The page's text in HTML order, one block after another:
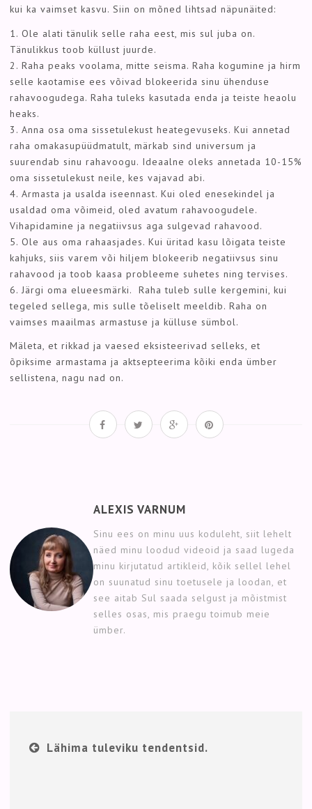
kui ka vaimset kasvu. Siin on mõned lihtsad näpunäited:
1. Ole alati tänulik selle raha eest, mis sul juba on.
Tänulikkus toob küllust juurde.
2. Raha peaks voolama, mitte seisma. Raha kogumine ja hirm
selle kaotamise ees võivad blokeerida sinu ühenduse
rahavoogudega. Raha tuleks kasutada enda ja teiste heaolu
heaks.
3. Anna osa oma sissetulekust heategevuseks. Kui annetad
raha omakasupüüdmatult, märkab sind universum ja
suurendab sinu rahavoogu. Ideaalne oleks annetada 10-15%
oma sissetulekust neile, kes vajavad abi.
4. Armasta ja usalda iseennast. Kui oled enesekindel ja
usaldad oma võimeid, oled avatum rahavoogudele.
Vihapidamine ja negatiivsus aga sulgevad rahavood.
5. Ole aus oma rahaasjades. Kui üritad kasu lõigata teiste
kahjuks, siis varem või hiljem blokeerib negatiivsus sinu
rahavood ja toob kaasa probleeme suhetes ning tervises.
6. Järgi oma elueesmärki. Raha tuleb sulle kergemini, kui
tegeled sellega, mis sulle tõeliselt meeldib. Raha on
vaimses maailmas armastuse ja külluse sümbol.
Mäleta, et rikkad ja vaesed eksisteerivad selleks, et
õpiksime armastama ja aktsepteerima kõiki enda ümber
sellistena, nagu nad on.
ALEXIS VARNUM
Sinu ees on minu uus koduleht, siit lehelt
näed minu loodud videoid ja saad lugeda
minu kirjutatud artikleid, kõik sellel lehel
on suunatud sinu toetusele ja loodan, et
see aitab Sul saada selgust ja mõistmist
selles osas, mis praegu toimub meie
ümber.
Lähima tuleviku tendentsid.